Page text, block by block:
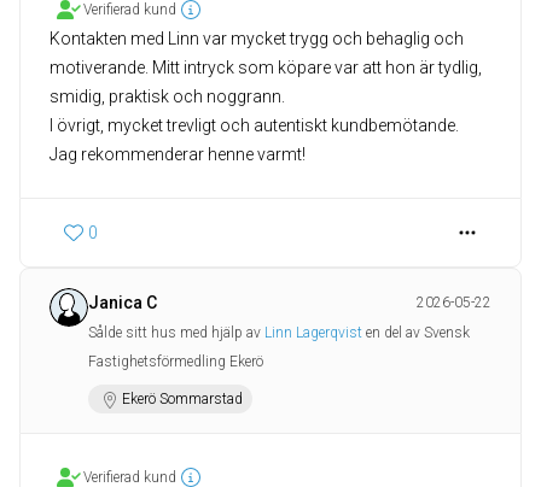
Verifierad kund
Kontakten med Linn var mycket trygg och behaglig och
motiverande. Mitt intryck som köpare var att hon är tydlig,
smidig, praktisk och noggrann.
I övrigt, mycket trevligt och autentiskt kundbemötande.
Jag rekommenderar henne varmt!
0
Janica C
2026-05-22
Sålde sitt hus med hjälp av Linn Lagerqvist en del av Svensk
Fastighetsförmedling Ekerö
Ekerö Sommarstad
Verifierad kund